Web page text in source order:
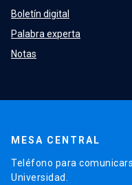
Boletín digital
Palabra experta
Notas
MESA CENTRAL
Teléfono para
Universidad.